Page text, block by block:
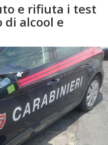
e rifiuta i test
di alcool e